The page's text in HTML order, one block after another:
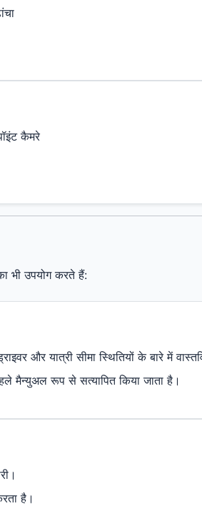
कैमरे
भी उपयोग करते हैं:
और यात्री सीमा स्थितियों के बारे में
मैन्युअल रूप से सत्यापित किया जाता है।
है।